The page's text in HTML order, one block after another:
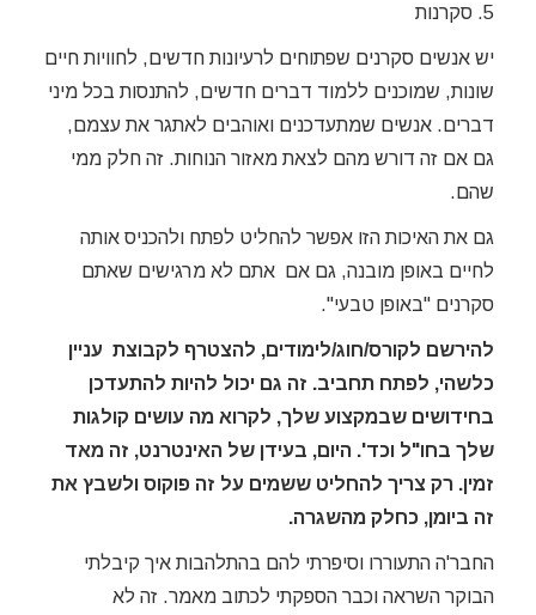
5. סקרנות
יש אנשים סקרנים שפתוחים לרעיונות חדשים, לחוויות חיים
שונות, שמוכנים ללמוד דברים חדשים, להתנסות בכל מיני
דברים. אנשים שמתעדכנים ואוהבים לאתגר את עצמם,
גם אם זה דורש מהם לצאת מאזור הנוחות. זה חלק ממי
שהם.
גם את האיכות הזו אפשר להחליט לפתח ולהכניס אותה
לחיים באופן מובנה, גם אם אתם לא מרגישים שאתם
סקרנים "באופן טבעי".
להירשם לקורס/חוג/לימודים, להצטרף לקבוצת עניין
כלשהי, לפתח תחביב. זה גם יכול להיות להתעדכן
בחידושים שבמקצוע שלך, לקרוא מה עושים קולגות
שלך בחו"ל וכד'. היום, בעידן של האינטרנט, זה מאד
זמין. רק צריך להחליט ששמים על זה פוקוס ולשבץ את
זה ביומן, כחלק מהשגרה.
החבר'ה התעוררו וסיפרתי להם בהתלהבות איך קיבלתי
הבוקר השראה וכבר הספקתי לכתוב מאמר. זה לא